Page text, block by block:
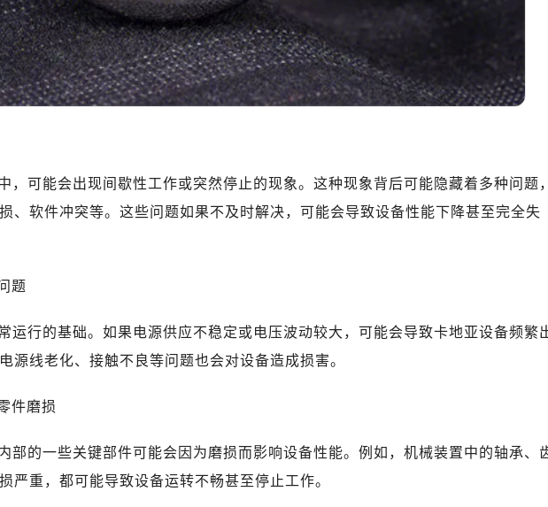
，可能会出现间歇性工作或突然停止的现象。这种现象背后可能隐藏着多种问题
、软件冲突等。这些问题如果不及时解决，可能会导致设备性能下降甚至完全失
题
运行的基础。如果电源供应不稳定或电压波动较大，可能会导致卡地亚设备频繁
源线老化、接触不良等问题也会对设备造成损害。
件磨损
部的一些关键部件可能会因为磨损而影响设备性能。例如，机械装置中的轴承、
严重，都可能导致设备运转不畅甚至停止工作。